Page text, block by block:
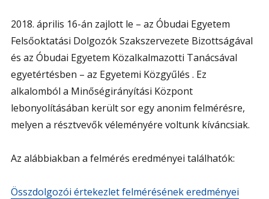
2018. április 16-án zajlott le – az Óbudai Egyetem
Felsőoktatási Dolgozók Szakszervezete Bizottságával
és az Óbudai Egyetem Közalkalmazotti Tanácsával
egyetértésben – az Egyetemi Közgyűlés . Ez
alkalomból a Minőségirányítási Központ
lebonyolításában került sor egy anonim felmérésre,
melyen a résztvevők véleményére voltunk kíváncsiak.
Az alábbiakban a felmérés eredményei találhatók:
Összdolgozói értekezlet felmérésének eredményei